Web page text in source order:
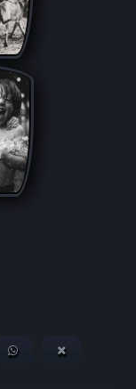
Поделиться в
Поделиться в